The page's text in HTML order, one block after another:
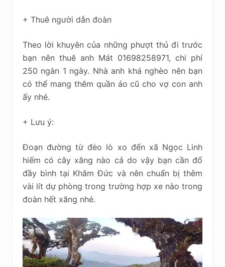
+ Thuê người dẫn đoàn
Theo lời khuyên của những phượt thủ đi trước
bạn nên thuê anh Mát 01698258971, chi phí
250 ngàn 1 ngày. Nhà anh khá nghèo nên bạn
có thể mang thêm quần áo cũ cho vợ con anh
ấy nhé.
+ Lưu ý:
Đoạn đường từ đèo lò xo đến xã Ngọc Linh
hiếm có cây xăng nào cả do vậy bạn cần đổ
đầy bình tại Khâm Đức và nên chuẩn bị thêm
vài lít dự phòng trong trường hợp xe nào trong
đoàn hết xăng nhé.